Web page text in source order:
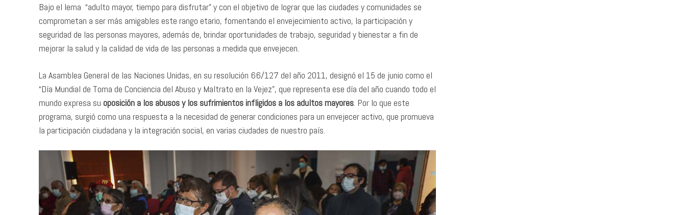
Bajo el lema “adulto mayor, tiempo para disfrutar” y con el objetivo de lograr que las ciudades y comunidades se
comprometan a ser más amigables este rango etario, fomentando el envejecimiento activo, la participación y
seguridad de las personas mayores, además de, brindar oportunidades de trabajo, seguridad y bienestar a fin de
mejorar la salud y la calidad de vida de las personas a medida que envejecen.
La Asamblea General de las Naciones Unidas, en su resolución 66/127 del año 2011, designó el 15 de junio como el
“Día Mundial de Toma de Conciencia del Abuso y Maltrato en la Vejez”, que representa ese día del año cuando todo el
mundo expresa su oposición a los abusos y los sufrimientos infligidos a los adultos mayores . Por lo que este
programa, surgió como una respuesta a la necesidad de generar condiciones para un envejecer activo, que promueva
la participación ciudadana y la integración social, en varias ciudades de nuestro país.